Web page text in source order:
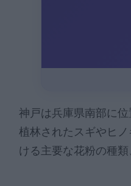
神戸は兵庫県南部に
植林されたスギやヒ
ける主要な花粉の種